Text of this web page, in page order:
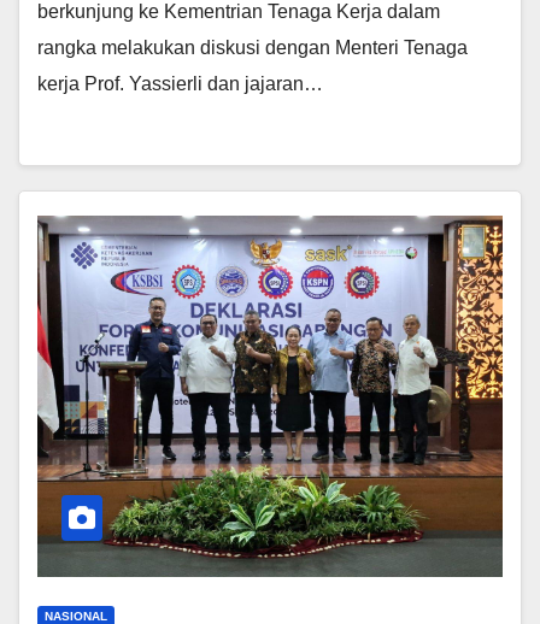
berkunjung ke Kementrian Tenaga Kerja dalam
rangka melakukan diskusi dengan Menteri Tenaga
kerja Prof. Yassierli dan jajaran…
NASIONAL